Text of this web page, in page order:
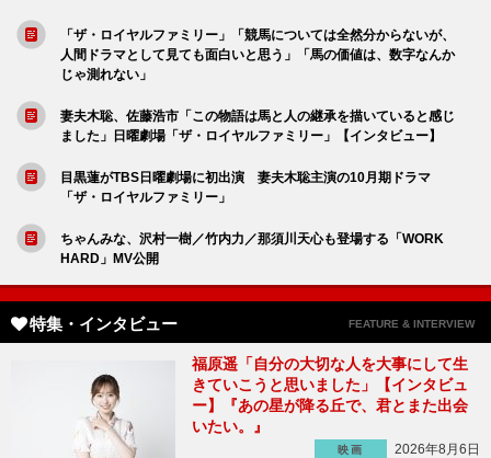
「ザ・ロイヤルファミリー」「競馬については全然分からないが、
人間ドラマとして見ても面白いと思う」「馬の価値は、数字なんか
じゃ測れない」
妻夫木聡、佐藤浩市「この物語は馬と人の継承を描いていると感じ
ました」日曜劇場「ザ・ロイヤルファミリー」【インタビュー】
目黒蓮がTBS日曜劇場に初出演 妻夫木聡主演の10月期ドラマ
「ザ・ロイヤルファミリー」
ちゃんみな、沢村一樹／竹内力／那須川天心も登場する「WORK
HARD」MV公開
特集・インタビュー FEATURE & INTERVIEW
福原遥「自分の大切な人を大事にして生
きていこうと思いました」【インタビュ
ー】『あの星が降る丘で、君とまた出会
いたい。』
映画
2026年8月6日